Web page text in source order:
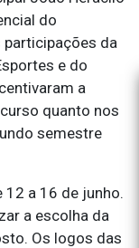
do
da
e do
a
quanto nos
semestre
a 16 de junho.
a escolha da
Os logos das